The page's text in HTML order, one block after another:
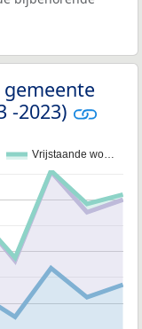
-2023)
Vrijstaande wo…